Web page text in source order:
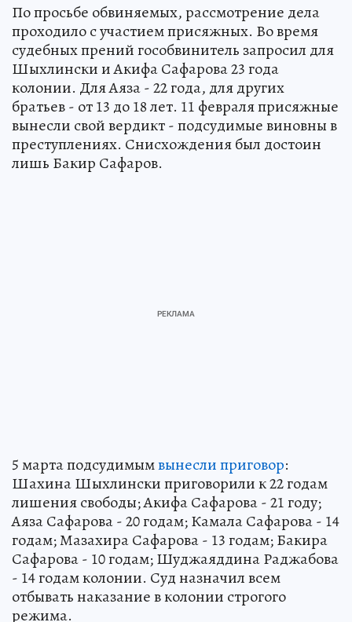
По просьбе обвиняемых, рассмотрение дела
проходило с участием присяжных. Во время
судебных прений гособвинитель запросил для
Шыхлински и Акифа Сафарова 23 года
колонии. Для Аяза - 22 года, для других
братьев - от 13 до 18 лет. 11 февраля присяжные
вынесли свой вердикт - подсудимые виновны в
преступлениях. Снисхождения был достоин
лишь Бакир Сафаров.
5 марта подсудимымвынесли приговор:
Шахина Шыхлински приговорили к 22 годам
лишения свободы; Акифа Сафарова - 21 году;
Аяза Сафарова - 20 годам; Камала Сафарова - 14
годам; Мазахира Сафарова - 13 годам; Бакира
Сафарова - 10 годам; Шуджаяддина Раджабова
- 14 годам колонии. Суд назначил всем
отбывать наказание в колонии строгого
режима.